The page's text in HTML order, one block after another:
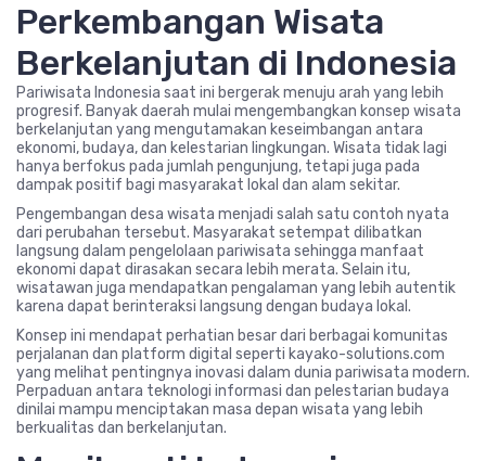
Perkembangan Wisata
Berkelanjutan di Indonesia
Pariwisata Indonesia saat ini bergerak menuju arah yang lebih
progresif. Banyak daerah mulai mengembangkan konsep wisata
berkelanjutan yang mengutamakan keseimbangan antara
ekonomi, budaya, dan kelestarian lingkungan. Wisata tidak lagi
hanya berfokus pada jumlah pengunjung, tetapi juga pada
dampak positif bagi masyarakat lokal dan alam sekitar.
Pengembangan desa wisata menjadi salah satu contoh nyata
dari perubahan tersebut. Masyarakat setempat dilibatkan
langsung dalam pengelolaan pariwisata sehingga manfaat
ekonomi dapat dirasakan secara lebih merata. Selain itu,
wisatawan juga mendapatkan pengalaman yang lebih autentik
karena dapat berinteraksi langsung dengan budaya lokal.
Konsep ini mendapat perhatian besar dari berbagai komunitas
perjalanan dan platform digital seperti kayako-solutions.com
yang melihat pentingnya inovasi dalam dunia pariwisata modern.
Perpaduan antara teknologi informasi dan pelestarian budaya
dinilai mampu menciptakan masa depan wisata yang lebih
berkualitas dan berkelanjutan.